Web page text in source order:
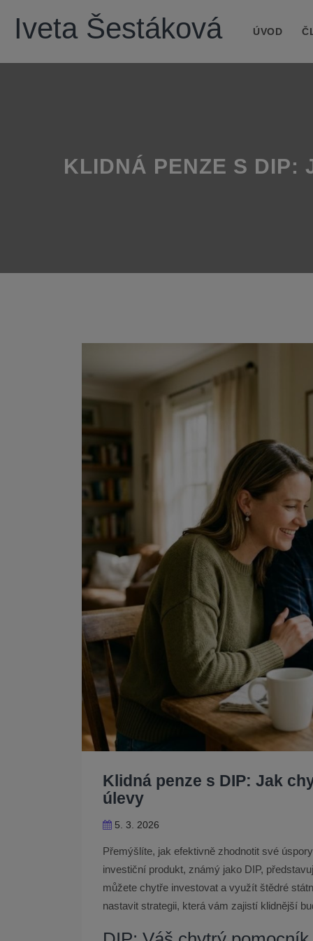
Iveta Šestáková ÚVOD
KLIDNÁ PENZE S DIP:
Klidná penze s DIP: Jak
úlevy
5. 3. 2026
Přemýšlíte, jak efektivně zhodnotit své
investiční produkt, známý jako DIP,
můžete chytře investovat a využít štědré
nastavit strategii, která vám zajistí klidnější